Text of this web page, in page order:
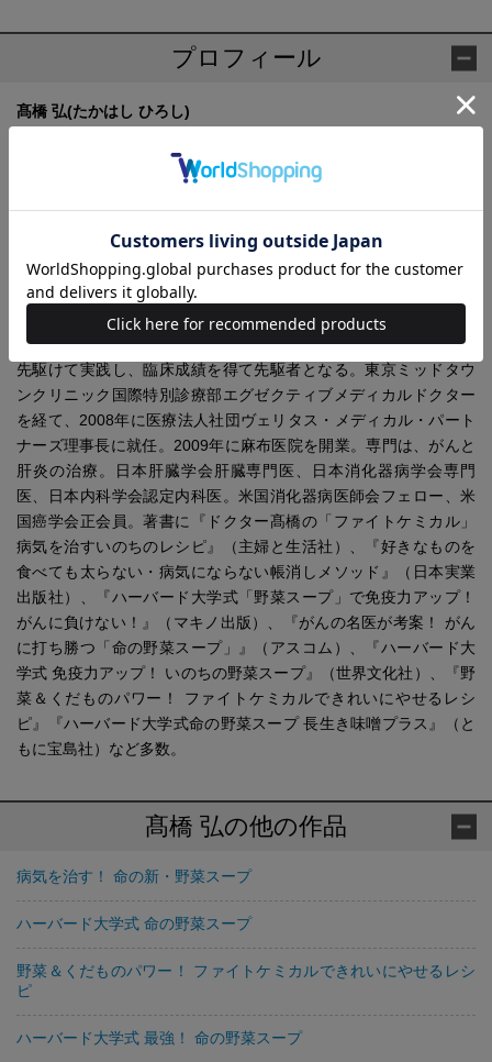
プロフィール
髙橋 弘(たかはし ひろし)
医学部内科元准教授。1977年、東京慈恵会医科大学卒業後、同大
セッツ総合病院にて、フェロー、助手、助教授を経てハーバード
大学医学部内科准教授、東京慈恵会医科大学教授となる。『サイ
エンス』『ネイチャー』『ネイチャーメディシン』など世界のト
ップジャーナルに数多くの論文を発表。セレンクリニック診療部
長として先端医療である「がん免疫療法」を日本や世界の大学に
先駆けて実践し、臨床成績を得て先駆者となる。東京ミッドタウ
ンクリニック国際特別診療部エグゼクティブメディカルドクター
を経て、2008年に医療法人社団ヴェリタス・メディカル・パート
ナーズ理事長に就任。2009年に麻布医院を開業。専門は、がんと
肝炎の治療。日本肝臓学会肝臓専門医、日本消化器病学会専門
医、日本内科学会認定内科医。米国消化器病医師会フェロー、米
国癌学会正会員。著書に『ドクター髙橋の「ファイトケミカル」
病気を治すいのちのレシピ』（主婦と生活社）、『好きなものを
食べても太らない・病気にならない帳消しメソッド』（日本実業
出版社）、『ハーバード大学式「野菜スープ」で免疫力アップ！
がんに負けない！』（マキノ出版）、『がんの名医が考案！ がん
に打ち勝つ「命の野菜スープ」』（アスコム）、『ハーバード大
学式 免疫力アップ！ いのちの野菜スープ』（世界文化社）、『野
菜＆くだものパワー！ ファイトケミカルできれいにやせるレシ
ピ』『ハーバード大学式命の野菜スープ 長生き味噌プラス』（と
もに宝島社）など多数。
髙橋 弘の他の作品
病気を治す！ 命の新・野菜スープ
ハーバード大学式 命の野菜スープ
野菜＆くだものパワー！ ファイトケミカルできれいにやせるレシ
ピ
ハーバード大学式 最強！ 命の野菜スープ